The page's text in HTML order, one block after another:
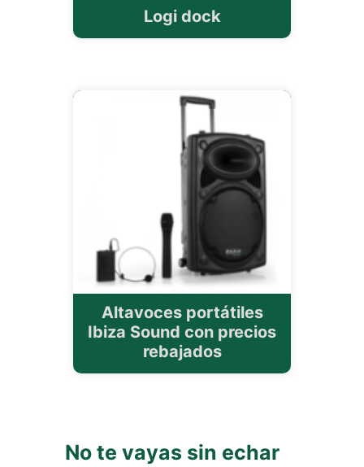
Logi dock
Altavoces portátiles
Ibiza Sound con precios
rebajados
No te vayas sin echar